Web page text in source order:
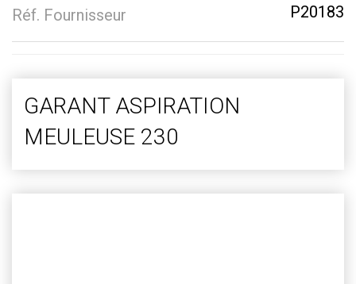
Réf. Fournisseur P20183
GARANT ASPIRATION
MEULEUSE 230